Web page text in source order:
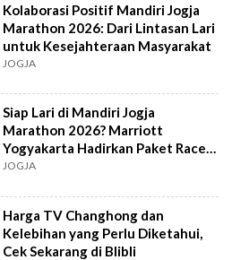
Kolaborasi Positif Mandiri Jogja
Marathon 2026: Dari Lintasan Lari
untuk Kesejahteraan Masyarakat
JOGJA
Siap Lari di Mandiri Jogja
Marathon 2026? Marriott
Yogyakarta Hadirkan Paket Race
& Rest Bagi Pelari
JOGJA
Harga TV Changhong dan
Kelebihan yang Perlu Diketahui,
Cek Sekarang di Blibli